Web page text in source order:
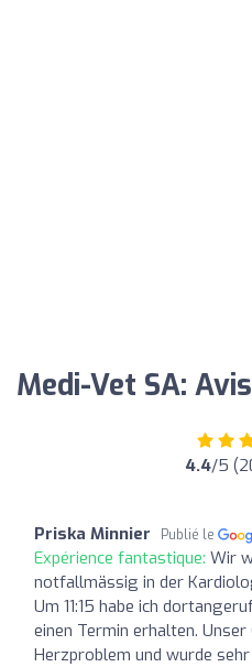
Medi-Vet SA: Avis
4.4/5
Priska Minnier Publié le
Expérience fantastique: Wir
notfallmässig in der
Um 11:15 habe ich
einen Termin erhalten. Unser
Herzproblem und wurde